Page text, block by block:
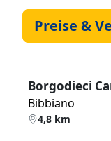
Preise &
Borgodieci
Bibbiano
4,8 km